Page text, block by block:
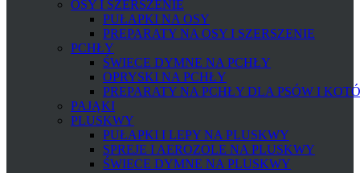
OSY I SZERSZENIE
PUŁAPKI NA OSY
PREPARATY NA OSY I SZERSZENIE
PCHŁY
ŚWIECE DYMNE NA PCHŁY
OPRYSKI NA PCHŁY
PREPARATY NA PCHŁY DLA PSÓW I
PAJĄKI
PLUSKWY
PUŁAPKI I LEPY NA PLUSKWY
SPREJE I AEROZOLE NA PLUSKWY
ŚWIECE DYMNE NA PLUSKWY